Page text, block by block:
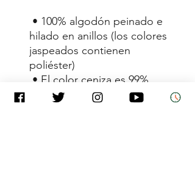
hilado en anillos (los colores
jaspeados contienen
poliéster)
algodón peinado e hilado en